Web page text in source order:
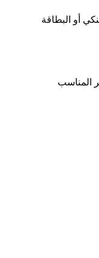
أو البطاقة